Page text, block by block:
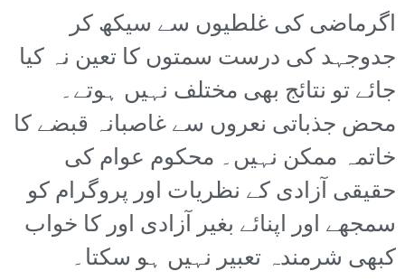
اگرماضی کی غلطیوں سے سیکھ کر
جدوجہد کی درست سمتوں کا تعین نہ کیا
جائے تو نتائج بھی مختلف نہیں ہوتے۔
محض جذباتی نعروں سے غاصبانہ قبضے کا
خاتمہ ممکن نہیں۔ محکوم عوام کی
حقیقی آزادی کے نظریات اور پروگرام کو
سمجھے اور اپنائے بغیر آزادی اور کا خواب
کبھی شرمندہ تعبیر نہیں ہو سکتا۔